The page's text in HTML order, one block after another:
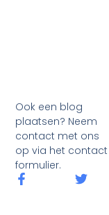
Ook een blog
plaatsen? Neem
contact met ons
op via het contact
formulier.